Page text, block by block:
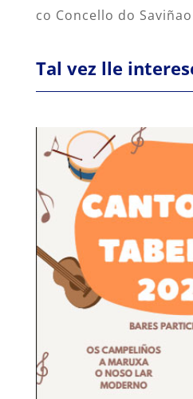
co Concello do
Tal vez lle